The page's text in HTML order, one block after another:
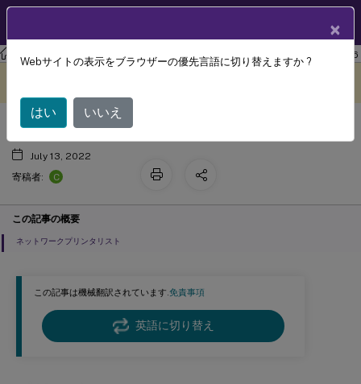
ワークスペース環境管理 Workspace Environment Management 2106
この記事は機械翻訳されています.免責事項
英語に切り替え
プリンター
July 13, 2022
寄稿者:
C
この記事の概要
ネットワークプリンタリスト
×
Webサイトの表示をブラウザーの優先言語に切り替えますか ?
はい いいえ